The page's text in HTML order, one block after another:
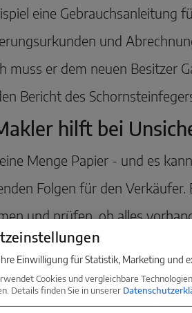
eine Gebrauchsanleitung
und
muss er dem neuen Besitzer
Bericht des
hilft bei
Menge Papier - und es
Folgen für den
und prüfen, ob alles
Dokumente zu
Einwilligung für Statistik, Marketing und
Cookies und vergleichbare
Details finden Sie in unserer